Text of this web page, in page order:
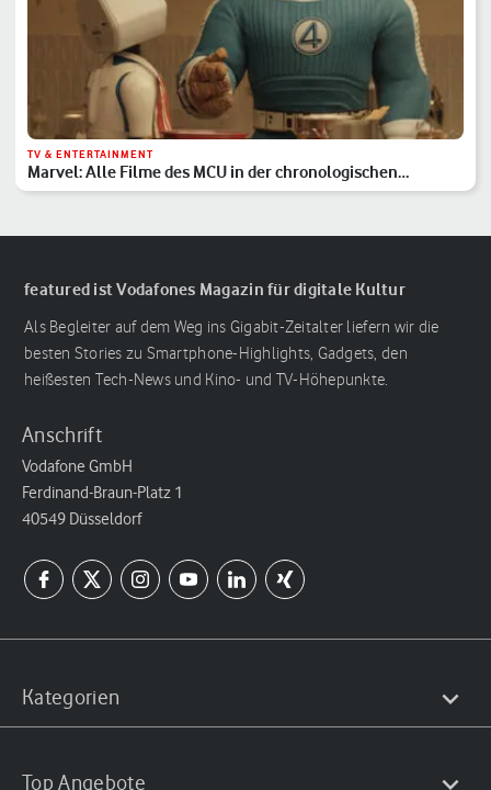
TV & ENTERTAINMENT
Marvel: Alle Filme des MCU in der chronologischen
Reihenfolge
featured ist Vodafones Magazin für digitale Kultur
Als Begleiter auf dem Weg ins Gigabit-Zeitalter liefern wir die
besten Stories zu Smartphone-Highlights, Gadgets, den
heißesten Tech-News und Kino- und TV-Höhepunkte.
Anschrift
Vodafone GmbH
Ferdinand-Braun-Platz 1
40549 Düsseldorf
Kategorien
Top Angebote